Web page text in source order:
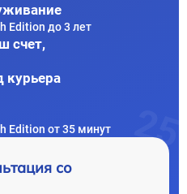
Edition до 3 лет
счет,
курьера
Edition от 35 минут
со